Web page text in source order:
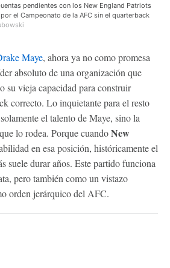
pendientes con los New England Patriots
el Campeonato de la AFC sin el quarterback
Maye, ahora ya no como promesa
absoluto de una organización que
su vieja capacidad para construir
correcto. Lo inquietante para el resto
el talento de Maye, sino la
lo rodea. Porque cuandoNew
en esa posición, históricamente el
suele durar años. Este partido funciona
pero también como un vistazo
orden jerárquico del AFC.